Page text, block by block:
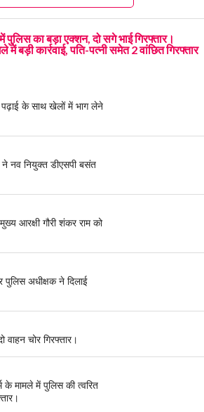
का बड़ा एक्शन, दो सगे भाई गिरफ्तार।
बड़ी कार्रवाई, पति-पत्नी समेत 2 वांछित गिरफ्तार
के साथ खेलों में भाग लेने
ने नव नियुक्त डीएसपी बसंत
आरक्षी गौरी शंकर राम को
पुलिस अधीक्षक ने दिलाई
चोर गिरफ्तार।
के मामले में पुलिस की त्वरित